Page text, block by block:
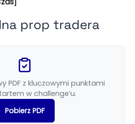
prop tradera
PDF z kluczowymi punktami
w challenge’u.
Pobierz PDF